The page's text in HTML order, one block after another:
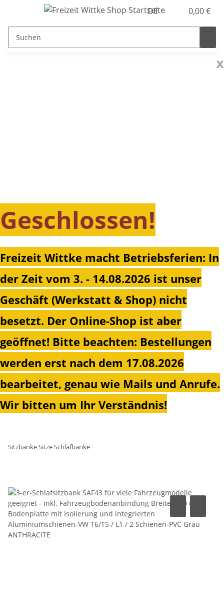
DE 0,00 €
x
Geschlossen!
Freizeit Wittke macht Betriebsferien: In
der Zeit vom 3. - 14.08.2026 ist unser
Geschäft (Werkstatt & Shop) nicht
besetzt. Der Online-Shop ist aber
geöffnet! Bitte beachten: Bestellungen
werden erst nach dem 17.08.2026
bearbeitet, genau wie Mails und Anrufe.
Wir bitten um Ihr Verständnis!
Sitzbänke Sitze Schlafbänke